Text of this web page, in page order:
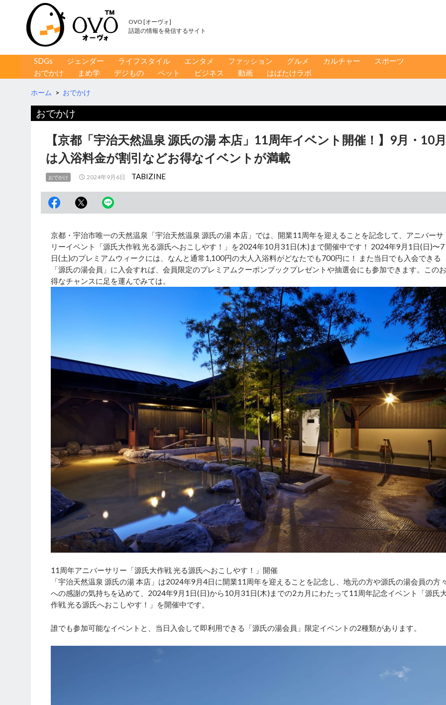
OVO [オーヴォ]
話題の情報を発信するサイト
コンテンツへ移動
SDGs ジェンダー ライフスタイル エンタメ ファッション グルメ カルチャー
スポーツ
おでかけ
まめ学 デジもの ペット ビジネス 動画 はばたけラボ
ホーム > おでかけ
おでかけ
【京都「宇治天然温泉 源氏の湯 本店」11周年イベント開催！】9月・10月
は入浴料金が割引などお得なイベントが満載
おでかけ 2024年9月6日 TABIZINE
京都・宇治市唯一の天然温泉「宇治天然温泉 源氏の湯 本店」では、開業11周年を迎えることを記念して、アニバーサ
リーイベント「源氏大作戦 光る源氏へおこしやす！」を2024年10月31日(木)まで開催中です！ 2024年9月1日(日)〜7
日(土)のプレミアムウィークには、なんと通常1,100円の大人入浴料がどなたでも700円に！ また当日でも入会できる
「源氏の湯会員」に入会すれば、会員限定のプレミアムクーポンブックプレゼントや抽選会にも参加できます。このお
得なチャンスに足を運んでみては。
11周年アニバーサリー「源氏大作戦 光る源氏へおこしやす！」開催
「宇治天然温泉 源氏の湯 本店」は2024年9月4日に開業11周年を迎えることを記念し、地元の方や源氏の湯会員の方
への感謝の気持ちを込めて、2024年9月1日(日)から10月31日(木)までの2カ月にわたって11周年記念イベント「源氏
作戦 光る源氏へおこしやす！」を開催中です。
誰でも参加可能なイベントと、当日入会して即利用できる「源氏の湯会員」限定イベントの2種類があります。